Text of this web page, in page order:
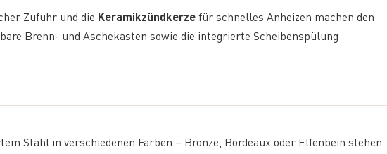
Zufuhr und die Keramikzündkerze für schnelles Anheizen machen den
Brenn- und Aschekasten sowie die integrierte Scheibenspülung
Stahl in verschiedenen Farben – Bronze, Bordeaux oder Elfenbein stehen